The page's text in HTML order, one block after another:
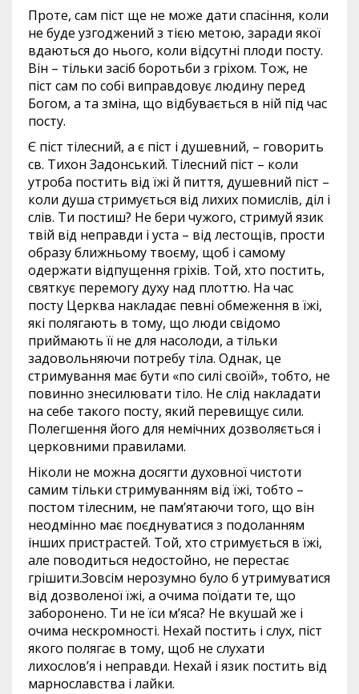
Проте, сам піст ще не може дати спасіння, коли
не буде узгоджений з тією метою, заради якої
вдаються до нього, коли відсутні плоди посту.
Він – тільки засіб боротьби з гріхом. Тож, не
піст сам по собі виправдовує людину перед
Богом, а та зміна, що відбувається в ній під час
посту.
Є піст тілесний, а є піст і душевний, – говорить
св. Тихон Задонський. Тілесний піст – коли
утроба постить від їжі й пиття, душевний піст –
коли душа стримується від лихих помислів, діл і
слів. Ти постиш? Не бери чужого, стримуй язик
твій від неправди і уста – від лестощів, прости
образу ближньому твоєму, щоб і самому
одержати відпущення гріхів. Той, хто постить,
святкує перемогу духу над плоттю. На час
посту Церква накладає певні обмеження в їжі,
які полягають в тому, що люди свідомо
приймають її не для насолоди, а тільки
задовольняючи потребу тіла. Однак, це
стримування має бути «по силі своїй», тобто, не
повинно знесилювати тіло. Не слід накладати
на себе такого посту, який перевищує сили.
Полегшення його для немічних дозволяється і
церковними правилами.
Ніколи не можна досягти духовної чистоти
самим тільки стримуванням від їжі, тобто –
постом тілесним, не пам’ятаючи того, що він
неодмінно має поєднуватися з подоланням
інших пристрастей. Той, хто стримується в їжі,
але поводиться недостойно, не перестає
грішити.Зовсім нерозумно було б утримуватися
від дозволеної їжі, а очима поїдати те, що
заборонено. Ти не їси м’яса? Не вкушай же і
очима нескромності. Нехай постить і слух, піст
якого полягає в тому, щоб не слухати
лихослов’я і неправди. Нехай і язик постить від
марнославства і лайки.